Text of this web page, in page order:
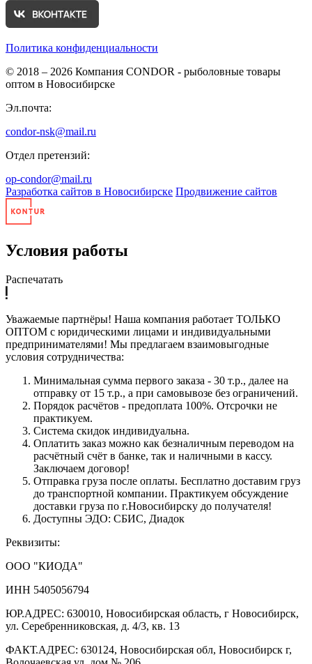
Политика конфиденциальности
© 2018 – 2026 Компания CONDOR - рыболовные товары
оптом в Новосибирске
Эл.почта:
condor-nsk@mail.ru
Отдел претензий:
op-condor@mail.ru
Разработка сайтов в Новосибирске Продвижение сайтов
Условия работы
Распечатать
Уважаемые партнёры! Наша компания работает ТОЛЬКО
ОПТОМ с юридическими лицами и индивидуальными
предпринимателями! Мы предлагаем взаимовыгодные
условия сотрудничества:
Минимальная сумма первого заказа - 30 т.р., далее на
отправку от 15 т.р., а при самовывозе без ограничений.
Порядок расчётов - предоплата 100%. Отсрочки не
практикуем.
Система скидок индивидуальна.
Оплатить заказ можно как безналичным переводом на
расчётный счёт в банке, так и наличными в кассу.
Заключаем договор!
Отправка груза после оплаты. Бесплатно доставим груз
до транспортной компании. Практикуем обсуждение
доставки груза по г.Новосибирску до получателя!
Доступны ЭДО: СБИС, Диадок
Реквизиты:
ООО "КИОДА"
ИНН 5405056794
ЮР.АДРЕС: 630010, Новосибирская область, г Новосибирск,
ул. Серебренниковская, д. 4/3, кв. 13
ФАКТ.АДРЕС: 630124, Новосибирская обл, Новосибирск г,